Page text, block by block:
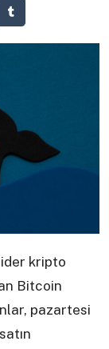
kripto
Bitcoin
pazartesi